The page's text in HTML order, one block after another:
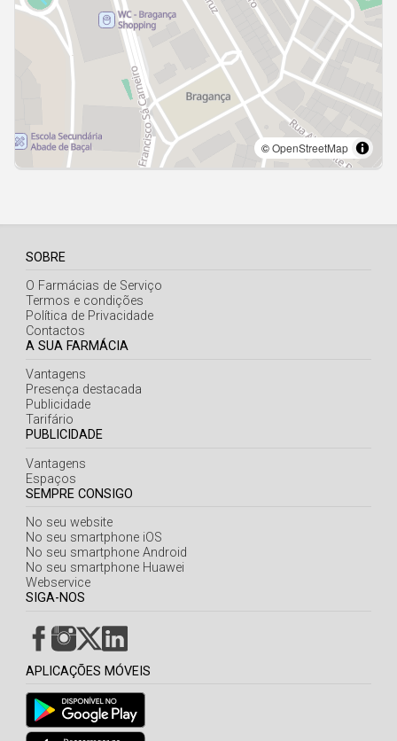
SOBRE
O Farmácias de Serviço
Termos e condições
Política de Privacidade
Contactos
A SUA FARMÁCIA
Vantagens
Presença destacada
Publicidade
Tarifário
PUBLICIDADE
Vantagens
Espaços
SEMPRE CONSIGO
No seu website
No seu smartphone iOS
No seu smartphone Android
No seu smartphone Huawei
Webservice
SIGA-NOS
APLICAÇÕES MÓVEIS